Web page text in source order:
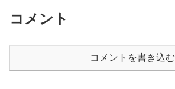
コメント
コメントを書き込む